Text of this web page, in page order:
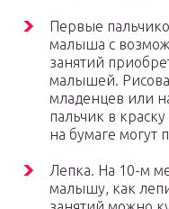
Первые
малыша с
занятий
малышей.
младенцев или
пальчик в
на бумаге могут
Лепка. На 10-м
малышу, как